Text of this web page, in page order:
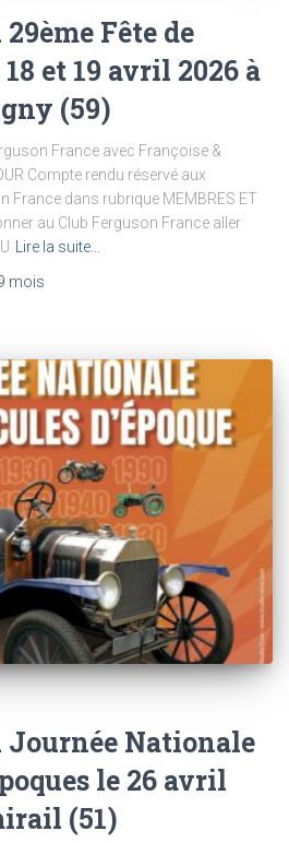
Fête de
et 19 avril 2026 à
(59)
France avec Françoise &
Compte rendu réservé aux
France dans rubrique MEMBRES ET
au Club Ferguson France aller
Lire la suite…
mois
Journée Nationale
le 26 avril
(51)